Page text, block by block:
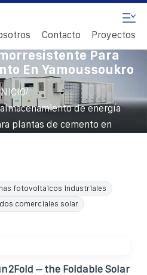
Contacto Proyectos
De Almacenamiento
Para
En Yamoussoukro
/
de energía
plantas de cemento en
fotovoltaicos industriales
comerciales solar
– the Foldable Solar